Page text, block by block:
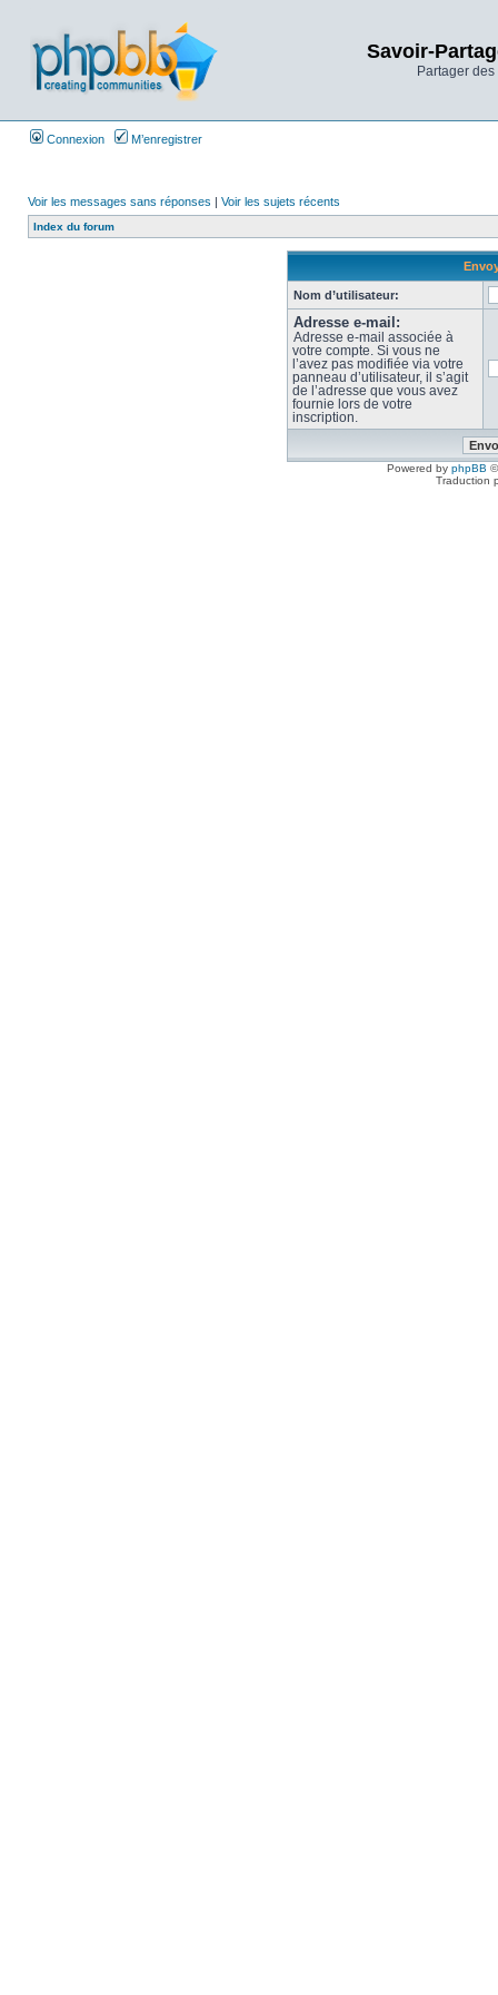
Savoir-
Partager
Connexion M’enregistrer
Voir les messages sans réponses | Voir les sujets récents
Index du forum
Nom d’utilisateur:
Adresse e-mail:
Adresse e-mail associée à
votre compte. Si vous ne
l’avez pas modifiée via votre
panneau d’utilisateur, il s’agit
de l’adresse que vous avez
fournie lors de votre
inscription.
Powered by phpBB
Traduction